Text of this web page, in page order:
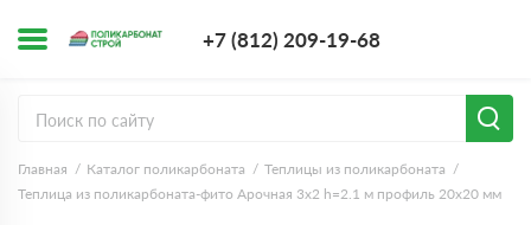
+7 (812) 209-19-68
Главная Каталог поликарбоната
Теплицы из поликарбоната
Теплица из поликарбоната-фито Арочная 3х2 h=2.1 м профиль 20х20 мм